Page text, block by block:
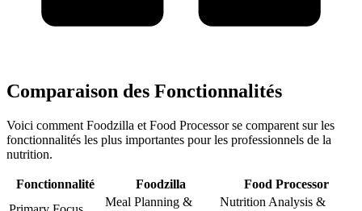
Comparaison des Fonctionnalités
Voici comment Foodzilla et Food Processor se comparent sur les
fonctionnalités les plus importantes pour les professionnels de la
nutrition.
Fonctionnalité Foodzilla
Food Processor
Meal Planning &
Nutrition Analysis &